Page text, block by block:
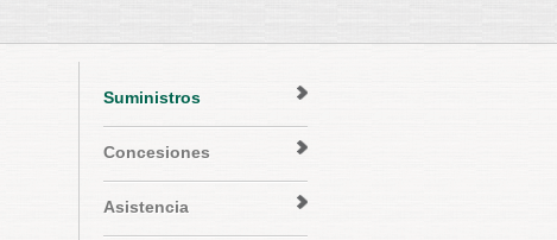
Suministros
Concesiones
Asistencia